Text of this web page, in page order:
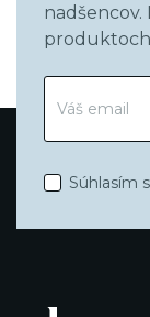
Súhlasím